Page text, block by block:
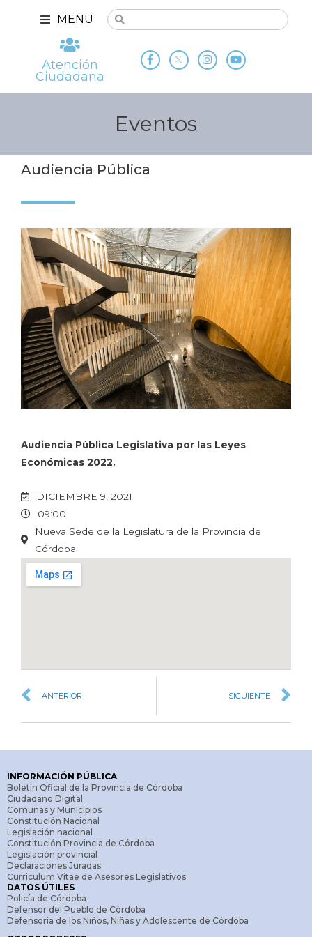
MENU
Atención
Ciudadana
Eventos
Audiencia Pública
Audiencia Pública Legislativa por las Leyes
Económicas 2022.
DICIEMBRE 9, 2021
09:00
Nueva Sede de la Legislatura de la Provincia de
Córdoba
ANTERIOR SIGUIENTE
INFORMACIÓN PÚBLICA
Boletín Oficial de la Provincia de Córdoba
Ciudadano Digital
Comunas y Municipios
Constitución Nacional
Legislación nacional
Constitución Provincia de Córdoba
Legislación provincial
Declaraciones Juradas
Curriculum Vitae de Asesores Legislativos
DATOS ÚTILES
Policía de Córdoba
Defensor del Pueblo de Córdoba
Defensoría de los Niños, Niñas y Adolescente de Córdoba